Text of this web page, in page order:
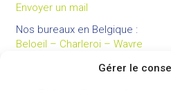
Gérer le
Envoyer un mail
Nos bureaux en Belgique :
Beloeil – Charleroi – Wavre